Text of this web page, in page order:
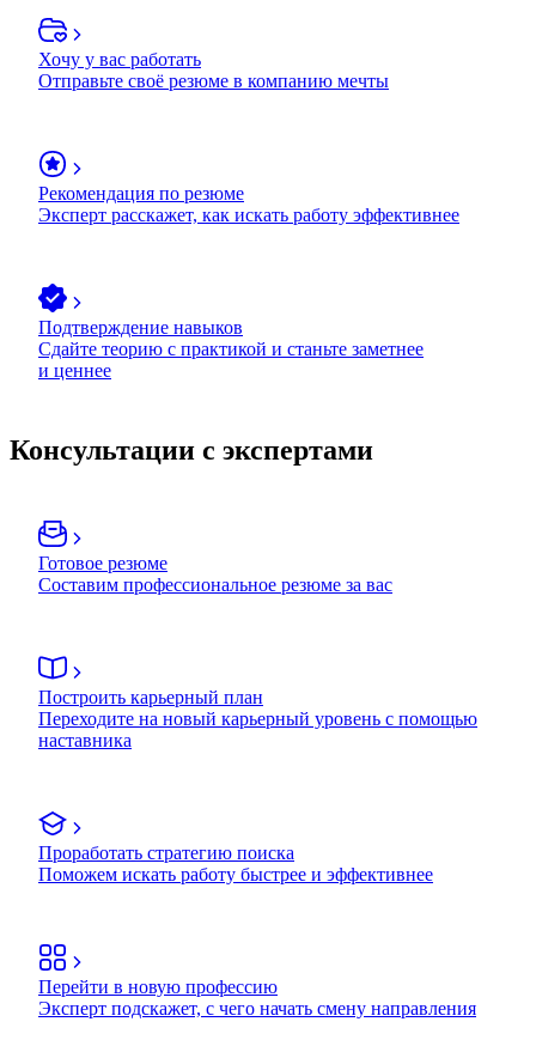
Хочу у вас работать
Отправьте своё резюме в компанию мечты
Рекомендация по резюме
Эксперт расскажет, как искать работу эффективнее
Подтверждение навыков
Сдайте теорию с практикой и станьте заметнее
и ценнее
Консультации с экспертами
Готовое резюме
Составим профессиональное резюме за вас
Построить карьерный план
Переходите на новый карьерный уровень с помощью
наставника
Проработать стратегию поиска
Поможем искать работу быстрее и эффективнее
Перейти в новую профессию
Эксперт подскажет, с чего начать смену направления